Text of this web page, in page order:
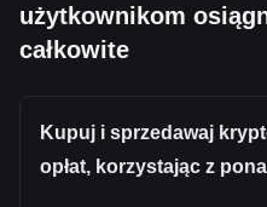
użytkownikom
całkowite
Kupuj i sprzedawaj
opłat, korzystając z